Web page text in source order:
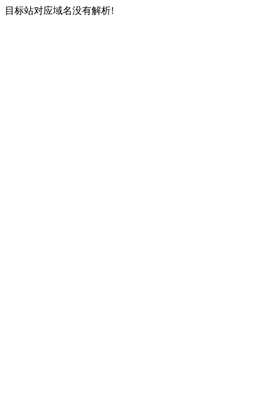
目标站对应域名没有解析!